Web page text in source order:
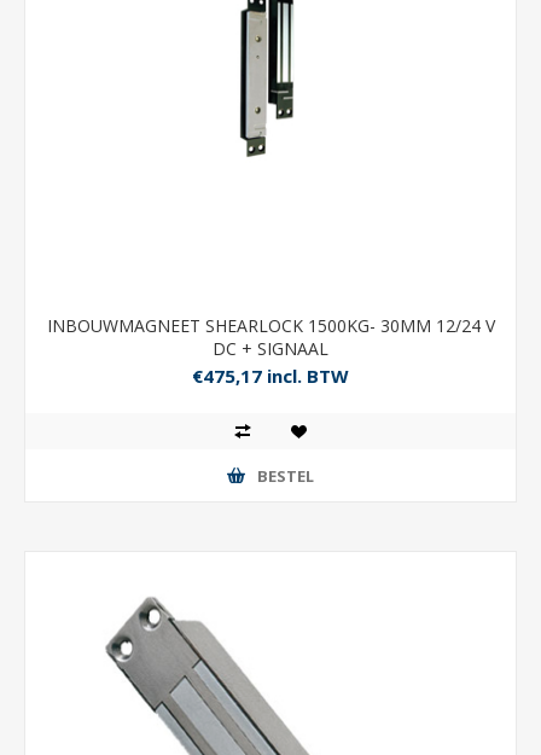
INBOUWMAGNEET SHEARLOCK 1500KG- 30MM 12/24 V
DC + SIGNAAL
€475,17 incl. BTW
BESTEL